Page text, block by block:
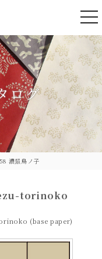
ログ
濃鼠鳥ノ子
torinoko
(base paper)